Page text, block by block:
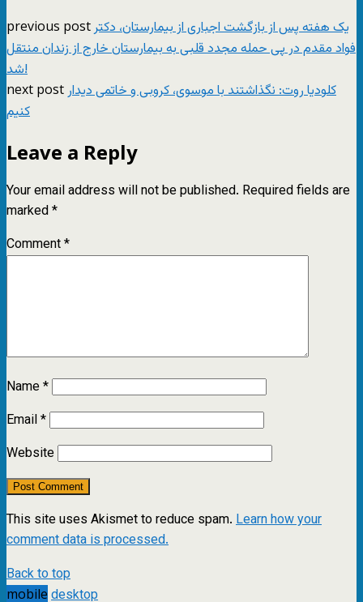
previous postیک هفته پس از بازگشت اجباری از بیمارستان، دکتر
فواد مقدم در پی حمله مجدد قلبی به بیمارستان خارج از زندان منتقل
شد!
next post کلودیا روت: نگذاشتند با موسوی، کروبی و خاتمی دیدار
کنیم
Leave a Reply
Your email address will not be published. Required fields are
marked*
Comment*
Name*
Email*
Website
This site uses Akismet to reduce spam. Learn how your
comment data is processed.
Back to top
mobile desktop